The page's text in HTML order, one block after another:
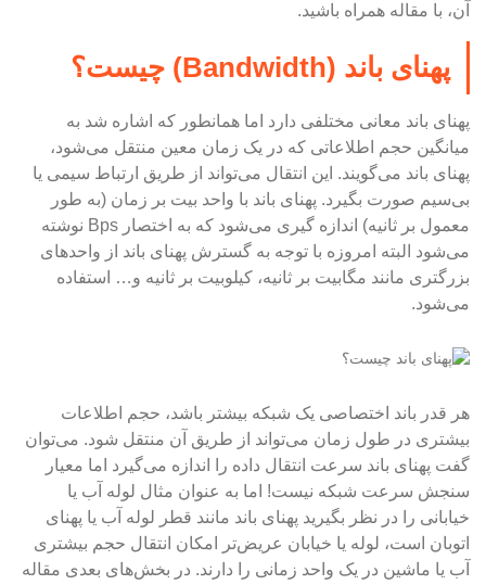
آن، با مقاله همراه باشید.
پهنای باند (Bandwidth) چیست؟
پهنای باند معانی مختلفی دارد اما همانطور که اشاره شد به
میانگین حجم اطلاعاتی که در یک زمان معین منتقل می‌شود،
پهنای باند می‌گویند. این انتقال می‌تواند از طریق ارتباط سیمی یا
بی‌سیم صورت بگیرد. پهنای باند با واحد بیت بر زمان (به طور
معمول بر ثانیه) اندازه گیری می‌شود که به اختصار Bps نوشته
می‌شود البته امروزه با توجه به گسترش پهنای باند از واحد‌های
بزرگتری مانند مگابیت بر ثانیه، کیلوبیت بر ثانیه و… استفاده
می‌شود.
هر قدر باند اختصاصی یک شبکه بیشتر باشد، حجم اطلاعات
بیشتری در طول زمان می‌تواند از طریق آن منتقل شود. می‌توان
گفت پهنای باند سرعت انتقال داده را اندازه می‌گیرد اما معیار
سنجش سرعت شبکه نیست! اما به عنوان مثال لوله آب یا
خیابانی را در نظر بگیرید پهنای باند مانند قطر لوله آب یا پهنای
اتوبان است، لوله یا خیابان عریض‌تر امکان انتقال حجم بیشتری
آب یا ماشین در یک واحد زمانی را دارند. در بخش‌های بعدی مقاله